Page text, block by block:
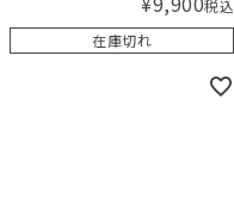
税込
在庫切れ